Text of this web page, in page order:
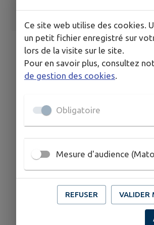
Ce site web utilise des cookies.
un petit fichier enregistré sur
lors de la visite sur le site.
Pour en savoir plus, consultez
de gestion des cookies
Obligatoire
Mesure d'audience
REFUSER VALIDER